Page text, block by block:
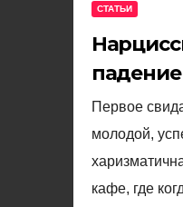
СТАТЬИ
падение
Первое
молодой,
кафе, где